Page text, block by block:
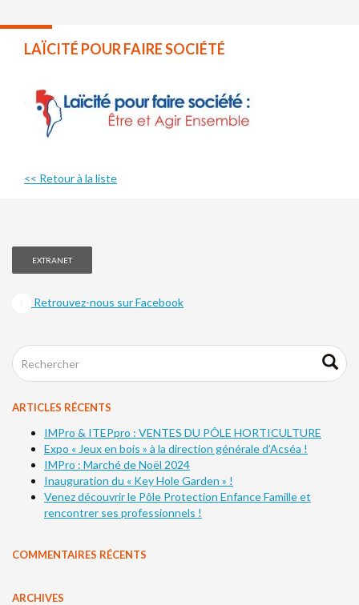
LAÏCITÉ POUR FAIRE SOCIÉTÉ
<< Retour à la liste
EXTRANET
Retrouvez-nous sur Facebook
ARTICLES RÉCENTS
IMPro & ITEPpro : VENTES DU PÔLE HORTICULTURE
Expo « Jeux en bois » à la direction générale d’Acséa !
IMPro : Marché de Noël 2024
Inauguration du « Key Hole Garden » !
Venez découvrir le Pôle Protection Enfance Famille et
rencontrer ses professionnels !
COMMENTAIRES RÉCENTS
ARCHIVES